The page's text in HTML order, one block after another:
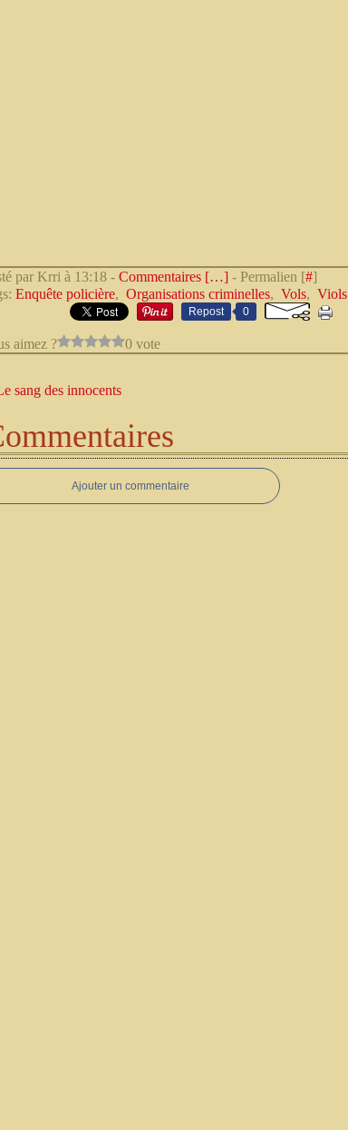
par Krri à 13:18 - Commentaires […] - Permalien [#]
Enquête policière, Organisations criminelles, Vols, Viols
Repost 0
aimez ? 0 vote
sang des innocents
Ajouter un commentaire